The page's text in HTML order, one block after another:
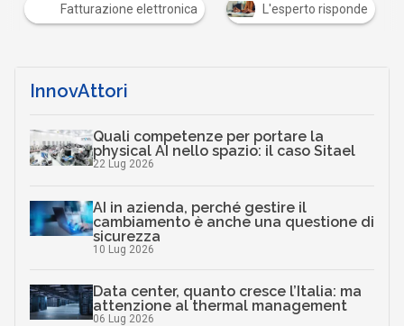
Fatturazione elettronica L'esperto risponde
InnovAttori
Quali competenze per portare la
physical AI nello spazio: il caso Sitael
22 Lug 2026
AI in azienda, perché gestire il
cambiamento è anche una questione di
sicurezza
10 Lug 2026
Data center, quanto cresce l’Italia: ma
attenzione al thermal management
06 Lug 2026